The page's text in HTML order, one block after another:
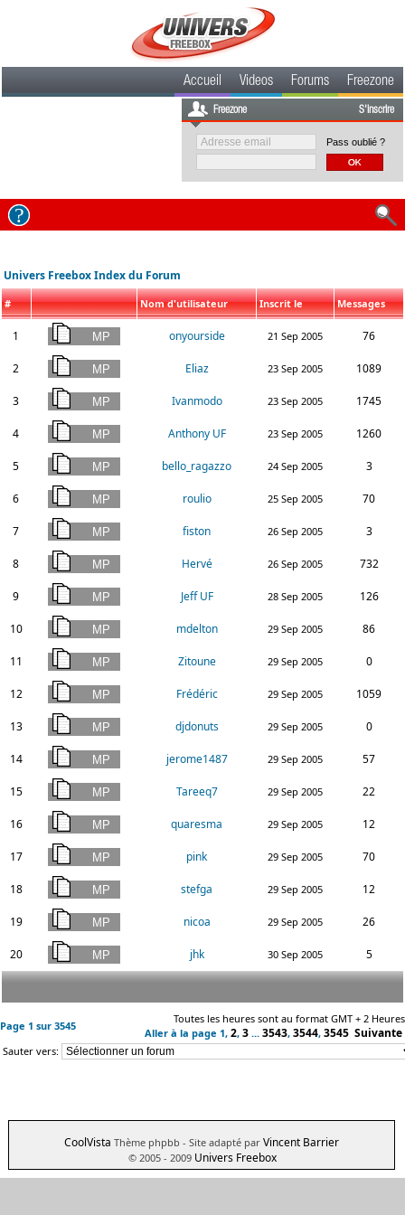
Accueil Videos Forums Freezone
Freezone S'inscrire
Pass oublié ?
Univers Freebox Index du Forum
# Nom d'utilisateur Inscrit le Messages
1 onyourside 21 Sep 2005 76
2 Eliaz 23 Sep 2005 1089
3 Ivanmodo 23 Sep 2005 1745
4 Anthony UF 23 Sep 2005 1260
5 bello_ragazzo 24 Sep 2005 3
6 roulio 25 Sep 2005 70
7 fiston 26 Sep 2005 3
8 Hervé 26 Sep 2005 732
9 Jeff UF 28 Sep 2005 126
10 mdelton 29 Sep 2005 86
11 Zitoune 29 Sep 2005 0
12 Frédéric 29 Sep 2005 1059
13 djdonuts 29 Sep 2005 0
14 jerome1487 29 Sep 2005 57
15 Tareeq7 29 Sep 2005 22
16 quaresma 29 Sep 2005 12
17 pink 29 Sep 2005 70
18 stefga 29 Sep 2005 12
19 nicoa 29 Sep 2005 26
20 jhk 30 Sep 2005 5
Page 1 sur 3545
Toutes les heures sont au format GMT + 2 Heures
Aller à la page 1, 2, 3 ... 3543, 3544, 3545 Suivante
Sauter vers:
CoolVista Thème phpbb - Site adapté par Vincent Barrier
© 2005 - 2009 Univers Freebox